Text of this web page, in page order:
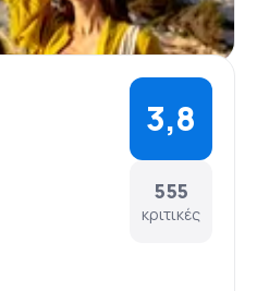
555
κριτικές
3,8